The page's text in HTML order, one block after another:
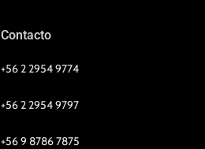
Contacto
+56 2 2954 9774
+56 2 2954 9797
+56 9 8786 7875